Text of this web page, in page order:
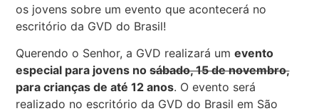
os jovens sobre um evento que acontecerá no
escritório da GVD do Brasil!
Querendo o Senhor, a GVD realizará umevento
especial para jovens nosábado, 15 de novembro,
para crianças de até 12 anos. O evento será
realizado no escritório da GVD do Brasil em São